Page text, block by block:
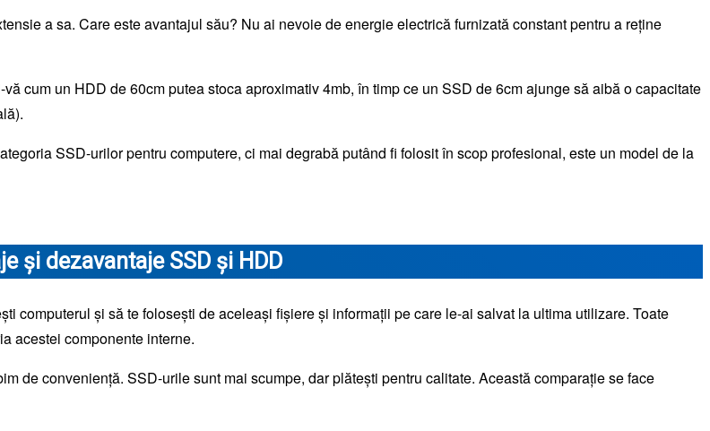
a sa. Care este avantajul său? Nu ai nevoie de energie electrică furnizată constant pentru a reține
cum un HDD de 60cm putea stoca aproximativ 4mb, în timp ce un SSD de 6cm ajunge să aibă o capacitate
SSD-urilor pentru computere, ci mai degrabă putând fi folosit în scop profesional, este un model de la
și dezavantaje SSD și HDD
computerul și să te folosești de aceleași fișiere și informații pe care le-ai salvat la ultima utilizare. Toate
acestei componente interne.
de conveniență. SSD-urile sunt mai scumpe, dar plătești pentru calitate. Această comparație se face